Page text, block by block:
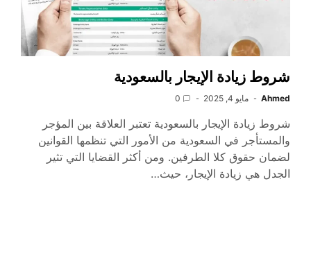
شروط زيادة الإيجار بالسعودية
Ahmed مايو 4, 2025 0
شروط زيادة الإيجار بالسعودية تعتبر العلاقة بين المؤجر
والمستأجر في السعودية من الأمور التي تنظمها القوانين
لضمان حقوق كلا الطرفين. ومن أكثر القضايا التي تثير
الجدل هي زيادة الإيجار، حيث…